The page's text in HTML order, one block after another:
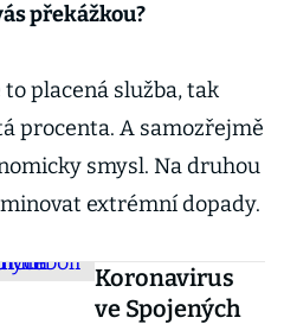
překážkou?
placená služba, tak
procenta. A samozřejmě
smysl. Na druhou
extrémní dopady.
Koronavirus
ve Spojených